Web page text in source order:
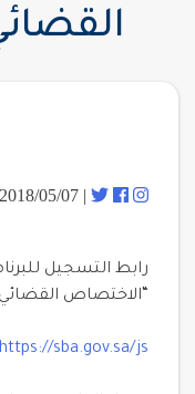
| 2018/05/07
رابط التسجيل
“الاختصاص القضائي”
https://sba.gov.sa/js/